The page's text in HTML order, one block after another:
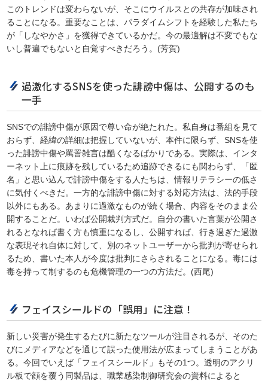
このトレンドは変わらないが、そこにウイルスとの共存が加味され
ることになる。重要なことは、パラダイムシフトを経験した私たち
が「しなやかさ」を獲得できているかだ。今の最適解は不変でもな
いし普遍でもないと自覚すべきだろう。(芳賀)
過激化するSNSを使った誹謗中傷は、公開するのも
一手
SNSでの誹謗中傷が原因で尊い命が絶たれた。私自身は番組を見て
おらず、経緯の詳細は把握していないが、本件に限らず、SNSを使
った誹謗中傷や罵詈雑言は酷くなるばかりである。実際は、インタ
ーネット上に痕跡を残しているため追跡できるにも関わらず、「匿
名」と思い込んで誹謗中傷をする人たちは、情報リテラシーの低さ
に気付くべきだ。一方的な誹謗中傷に対する対応方法は、法的手段
以外にもある。あまりに過激なものが続く場合、内容をそのまま公
開することだ。いわば公開裁判方式だ。自分の書いた言葉が公開さ
れるとなれば書く方も慎重になるし、公開すれば、行き過ぎた過激
な表現それ自体に対して、別のネットユーザーから批判が寄せられ
るため、書いた本人が今度は批判にさらされることになる。毒には
毒を持って制するのも危機管理の一つの方法だ。(西尾)
フェイスシールドの「誤用」に注意！
新しい災害が発生するたびに新たなツールが注目されるが、そのた
びにメディアなどを通じて誤った使用法が広まってしまうことがあ
る。今回でいえば「フェイスシールド」もその1つ。透明のアクリ
ル板で顔を覆う同製品は、職業感染制御研究会の資料によると